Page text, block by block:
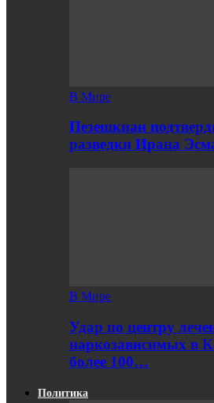
В Мире
Пезешкиан
разведки Ирана
В Мире
Удар по центру
наркозависимых в
более 100…
Политика